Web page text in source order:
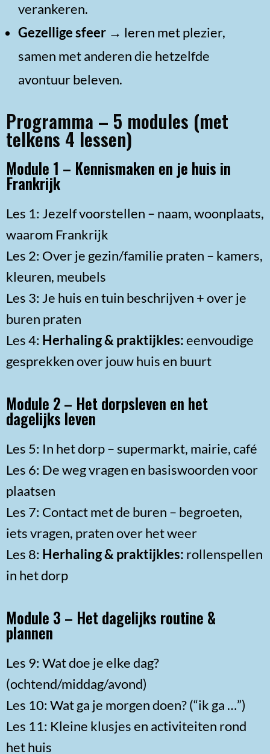
verankeren.
Gezellige sfeer → leren met plezier,
samen met anderen die hetzelfde
avontuur beleven.
Programma – 5 modules (met
telkens 4 lessen)
Module 1 – Kennismaken en je huis in
Frankrijk
Les 1: Jezelf voorstellen – naam, woonplaats,
waarom Frankrijk
Les 2: Over je gezin/familie praten – kamers,
kleuren, meubels
Les 3: Je huis en tuin beschrijven + over je
buren praten
Les 4: Herhaling & praktijkles:eenvoudige
gesprekken over jouw huis en buurt
Module 2 – Het dorpsleven en het
dagelijks leven
Les 5: In het dorp – supermarkt, mairie, café
Les 6: De weg vragen en basiswoorden voor
plaatsen
Les 7: Contact met de buren – begroeten,
iets vragen, praten over het weer
Les 8: Herhaling & praktijkles: rollenspellen
in het dorp
Module 3 – Het dagelijks routine &
plannen
Les 9: Wat doe je elke dag?
(ochtend/middag/avond)
Les 10: Wat ga je morgen doen? (“ik ga …”)
Les 11: Kleine klusjes en activiteiten rond
het huis